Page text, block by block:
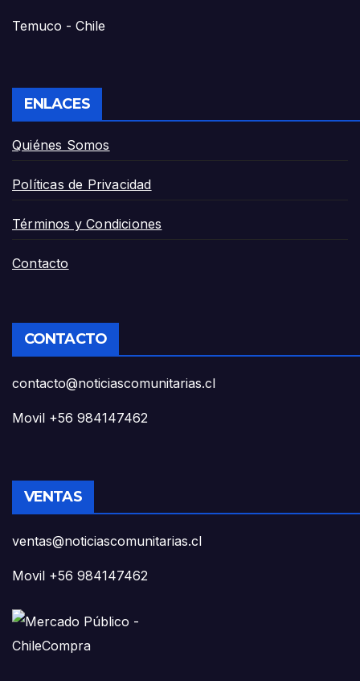
Temuco - Chile
ENLACES
Quiénes Somos
Políticas de Privacidad
Términos y Condiciones
Contacto
CONTACTO
contacto@noticiascomunitarias.cl
Movil +56 984147462
VENTAS
ventas@noticiascomunitarias.cl
Movil +56 984147462